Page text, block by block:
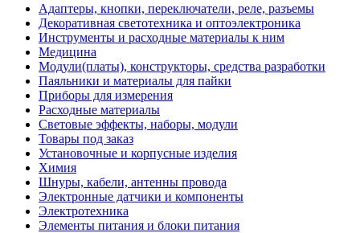
Адаптеры, кнопки, переключатели, реле, разъемы
Декоративная светотехника и оптоэлектроника
Инструменты и расходные материалы к ним
Медицина
Модули(платы), конструкторы, средства разработки
Паяльники и материалы для пайки
Приборы для измерения
Расходные материалы
Световые эффекты, наборы, модули
Товары под заказ
Установочные и корпусные изделия
Химия
Шнуры, кабели, антенны провода
Электронные датчики и компоненты
Электротехника
Элементы питания и блоки питания